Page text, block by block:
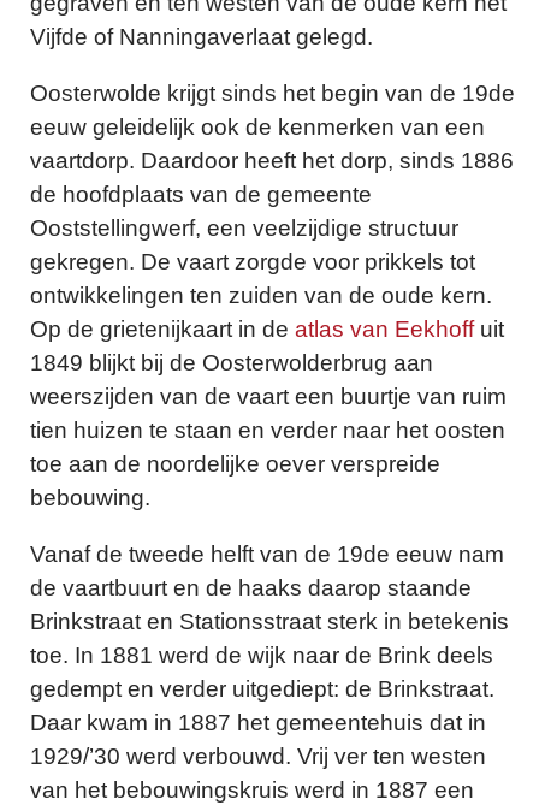
Vijfde of Nanningaverlaat gelegd.
Oosterwolde krijgt sinds het begin van de 19de
eeuw geleidelijk ook de kenmerken van een
vaartdorp. Daardoor heeft het dorp, sinds 1886
de hoofdplaats van de gemeente
Ooststellingwerf, een veelzijdige structuur
gekregen. De vaart zorgde voor prikkels tot
ontwikkelingen ten zuiden van de oude kern.
Op de grietenijkaart in de atlas van Eekhoffuit
1849 blijkt bij de Oosterwolderbrug aan
weerszijden van de vaart een buurtje van ruim
tien huizen te staan en verder naar het oosten
toe aan de noordelijke oever verspreide
bebouwing.
Vanaf de tweede helft van de 19de eeuw nam
de vaartbuurt en de haaks daarop staande
Brinkstraat en Stationsstraat sterk in betekenis
toe. In 1881 werd de wijk naar de Brink deels
gedempt en verder uitgediept: de Brinkstraat.
Daar kwam in 1887 het gemeentehuis dat in
1929/’30 werd verbouwd. Vrij ver ten westen
van het bebouwingskruis werd in 1887 een